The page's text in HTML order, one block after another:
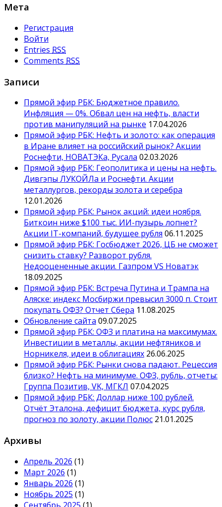
Мета
Регистрация
Войти
Entries RSS
Comments RSS
Записи
Прямой эфир РБК: Бюджетное правило.
Инфляция — 0%. Обвал цен на нефть, власти
против манипуляций на рынке 17.04.2026
Прямой эфир РБК: Нефть и золото: как операция
в Иране влияет на российский рынок? Акции
Роснефти, НОВАТЭКа, Русала 02.03.2026
Прямой эфир РБК: Геополитика и цены на нефть.
Дивгэпы ЛУКОЙЛа и Роснефти. Акции
металлургов, рекорды золота и серебра
12.01.2026
Прямой эфир РБК: Рынок акций: идеи ноября.
Биткоин ниже $100 тыс. ИИ-пузырь лопнет?
Акции IT-компаний, будущее рубля 06.11.2025
Прямой эфир РБК: Госбюджет 2026, ЦБ не сможет
снизить ставку? Разворот рубля.
Недооцененные акции. Газпром VS Новатэк
18.09.2025
Прямой эфир РБК: Встреча Путина и Трампа на
Аляске: индекс Мосбиржи превысил 3000 п. Стоит
покупать ОФЗ? Отчет Сбера 11.08.2025
Обновление сайта 09.07.2025
Прямой эфир РБК: ОФЗ и платина на максимумах.
Инвестиции в металлы, акции нефтяников и
Норникеля, идеи в облигациях 26.06.2025
Прямой эфир РБК: Рынки снова падают. Рецессия
близко? Нефть на минимуме. ОФЗ, рубль, отчеты:
Группа Позитив, VK, МГКЛ 07.04.2025
Прямой эфир РБК: Доллар ниже 100 рублей.
Отчёт Эталона, дефицит бюджета, курс рубля,
прогноз по золоту, акции Полюс 21.01.2025
Архивы
Апрель 2026 (1)
Март 2026 (1)
Январь 2026 (1)
Ноябрь 2025 (1)